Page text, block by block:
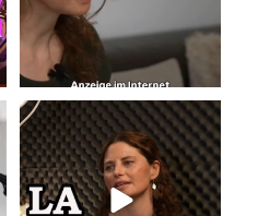
La Camisa Negra
Wir lieben...
48 0